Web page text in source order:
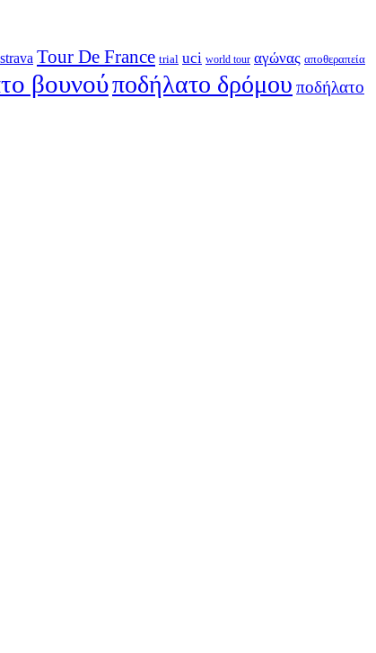
strava Tour De France trial uci world tour αγώνας αποθεραπεία
βουνούποδήλατο δρόμου ποδήλατο